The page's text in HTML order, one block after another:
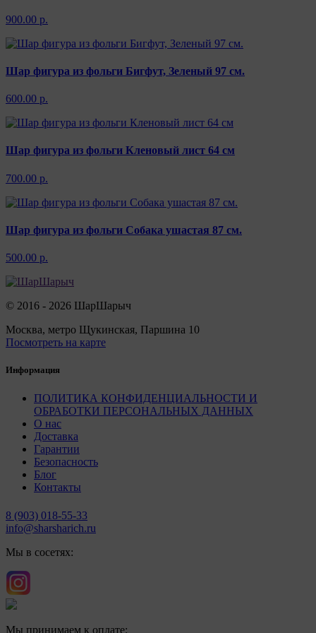
900.00 р.
Шар фигура из фольги Бигфут, Зеленый 97 см.
600.00 р.
Шар фигура из фольги Кленовый лист 64 см
700.00 р.
Шар фигура из фольги Собака ушастая 87 см.
500.00 р.
© 2016 - 2026 ШарШарыч
Москва, метро Щукинская, Паршина 10
Посмотреть на карте
Информация
ПОЛИТИКА КОНФИДЕНЦИАЛЬНОСТИ И
ОБРАБОТКИ ПЕРСОНАЛЬНЫХ ДАННЫХ
О нас
Доставка
Гарантии
Безопасность
Блог
Контакты
8 (903) 018-55-33
info@sharsharich.ru
Мы в сосетях:
Мы принимаем к оплате: